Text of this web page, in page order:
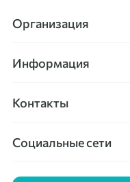
Организация
Информация
Контакты
Социальные сети